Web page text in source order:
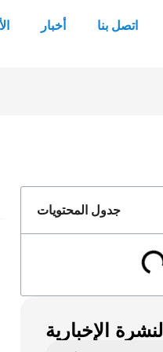
أخبار اتصل بنا
جدول المحتويات
النشرة الإخبارية